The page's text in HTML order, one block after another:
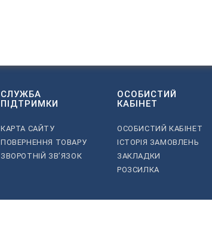
СЛУЖБА
ПІДТРИМКИ
КАРТА САЙТУ
ПОВЕРНЕННЯ ТОВАРУ
ЗВОРОТНІЙ ЗВ’ЯЗОК
ОСОБИСТИЙ
КАБІНЕТ
ОСОБИСТИЙ КАБІНЕТ
ІСТОРІЯ ЗАМОВЛЕНЬ
ЗАКЛАДКИ
РОЗСИЛКА